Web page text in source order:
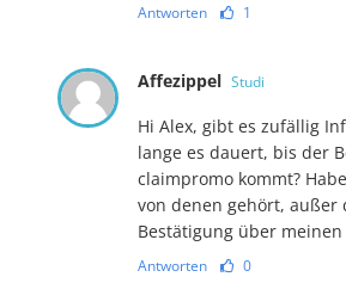
Antworten 1
Affezippel Studi
Hi Alex, gibt es zufällig
lange es dauert, bis der
claimpromo kommt?
von denen gehört, außer
Bestätigung über
Antworten 0